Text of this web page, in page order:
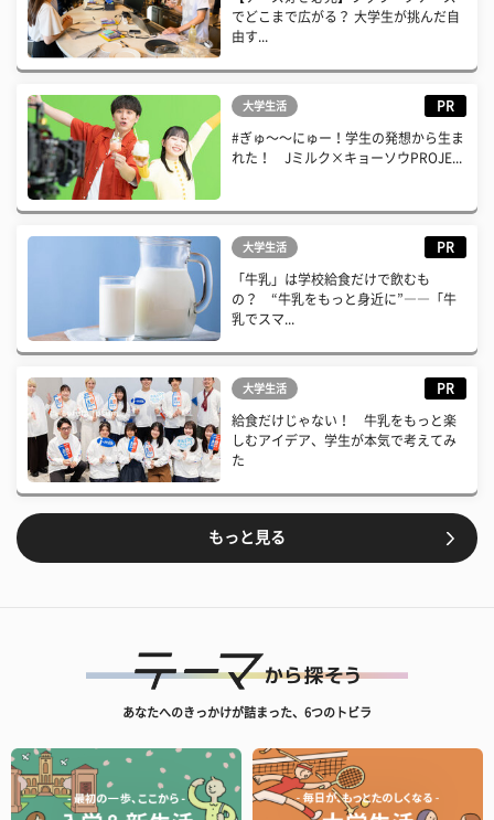
でどこまで広がる？ 大学生が挑んだ自
由す...
大学生活 PR
#ぎゅ〜〜にゅー！学生の発想から生ま
れた！ Jミルク×キョーソウPROJE...
大学生活 PR
「牛乳」は学校給食だけで飲むも
の？ “牛乳をもっと身近に”――「牛
乳でスマ...
大学生活 PR
給食だけじゃない！ 牛乳をもっと楽
しむアイデア、学生が本気で考えてみ
た
もっと見る
あなたへのきっかけが詰まった、6つのトビラ